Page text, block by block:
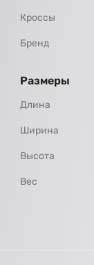
Кроссы
Бренд
Размеры
Длина
Ширина
Высота
Вес